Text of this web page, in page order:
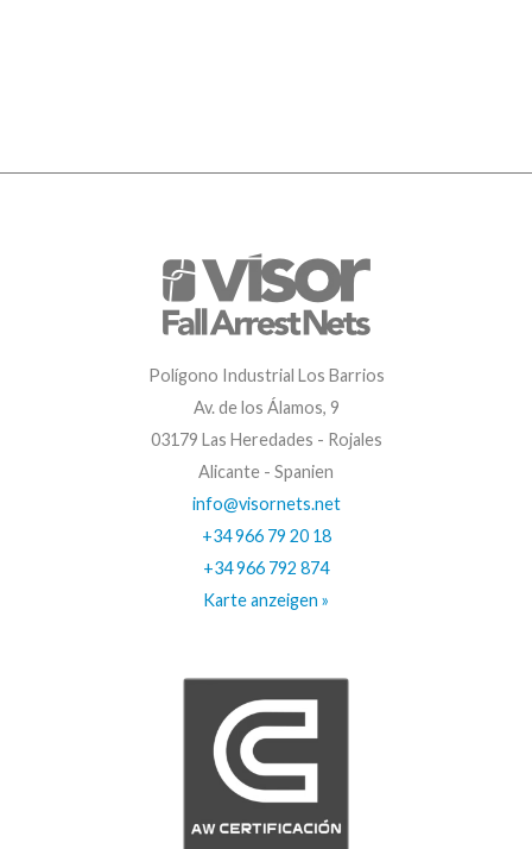
Polígono Industrial Los Barrios
Av. de los Álamos, 9
03179 Las Heredades - Rojales
Alicante - Spanien
info@visornets.net
+34 966 79 20 18
+34 966 792 874
Karte anzeigen »